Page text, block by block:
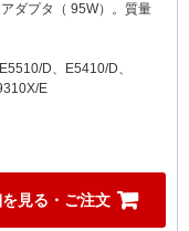
ダプタ（ 95W）。質量
D、E5410/D、
E
見る・ご注文